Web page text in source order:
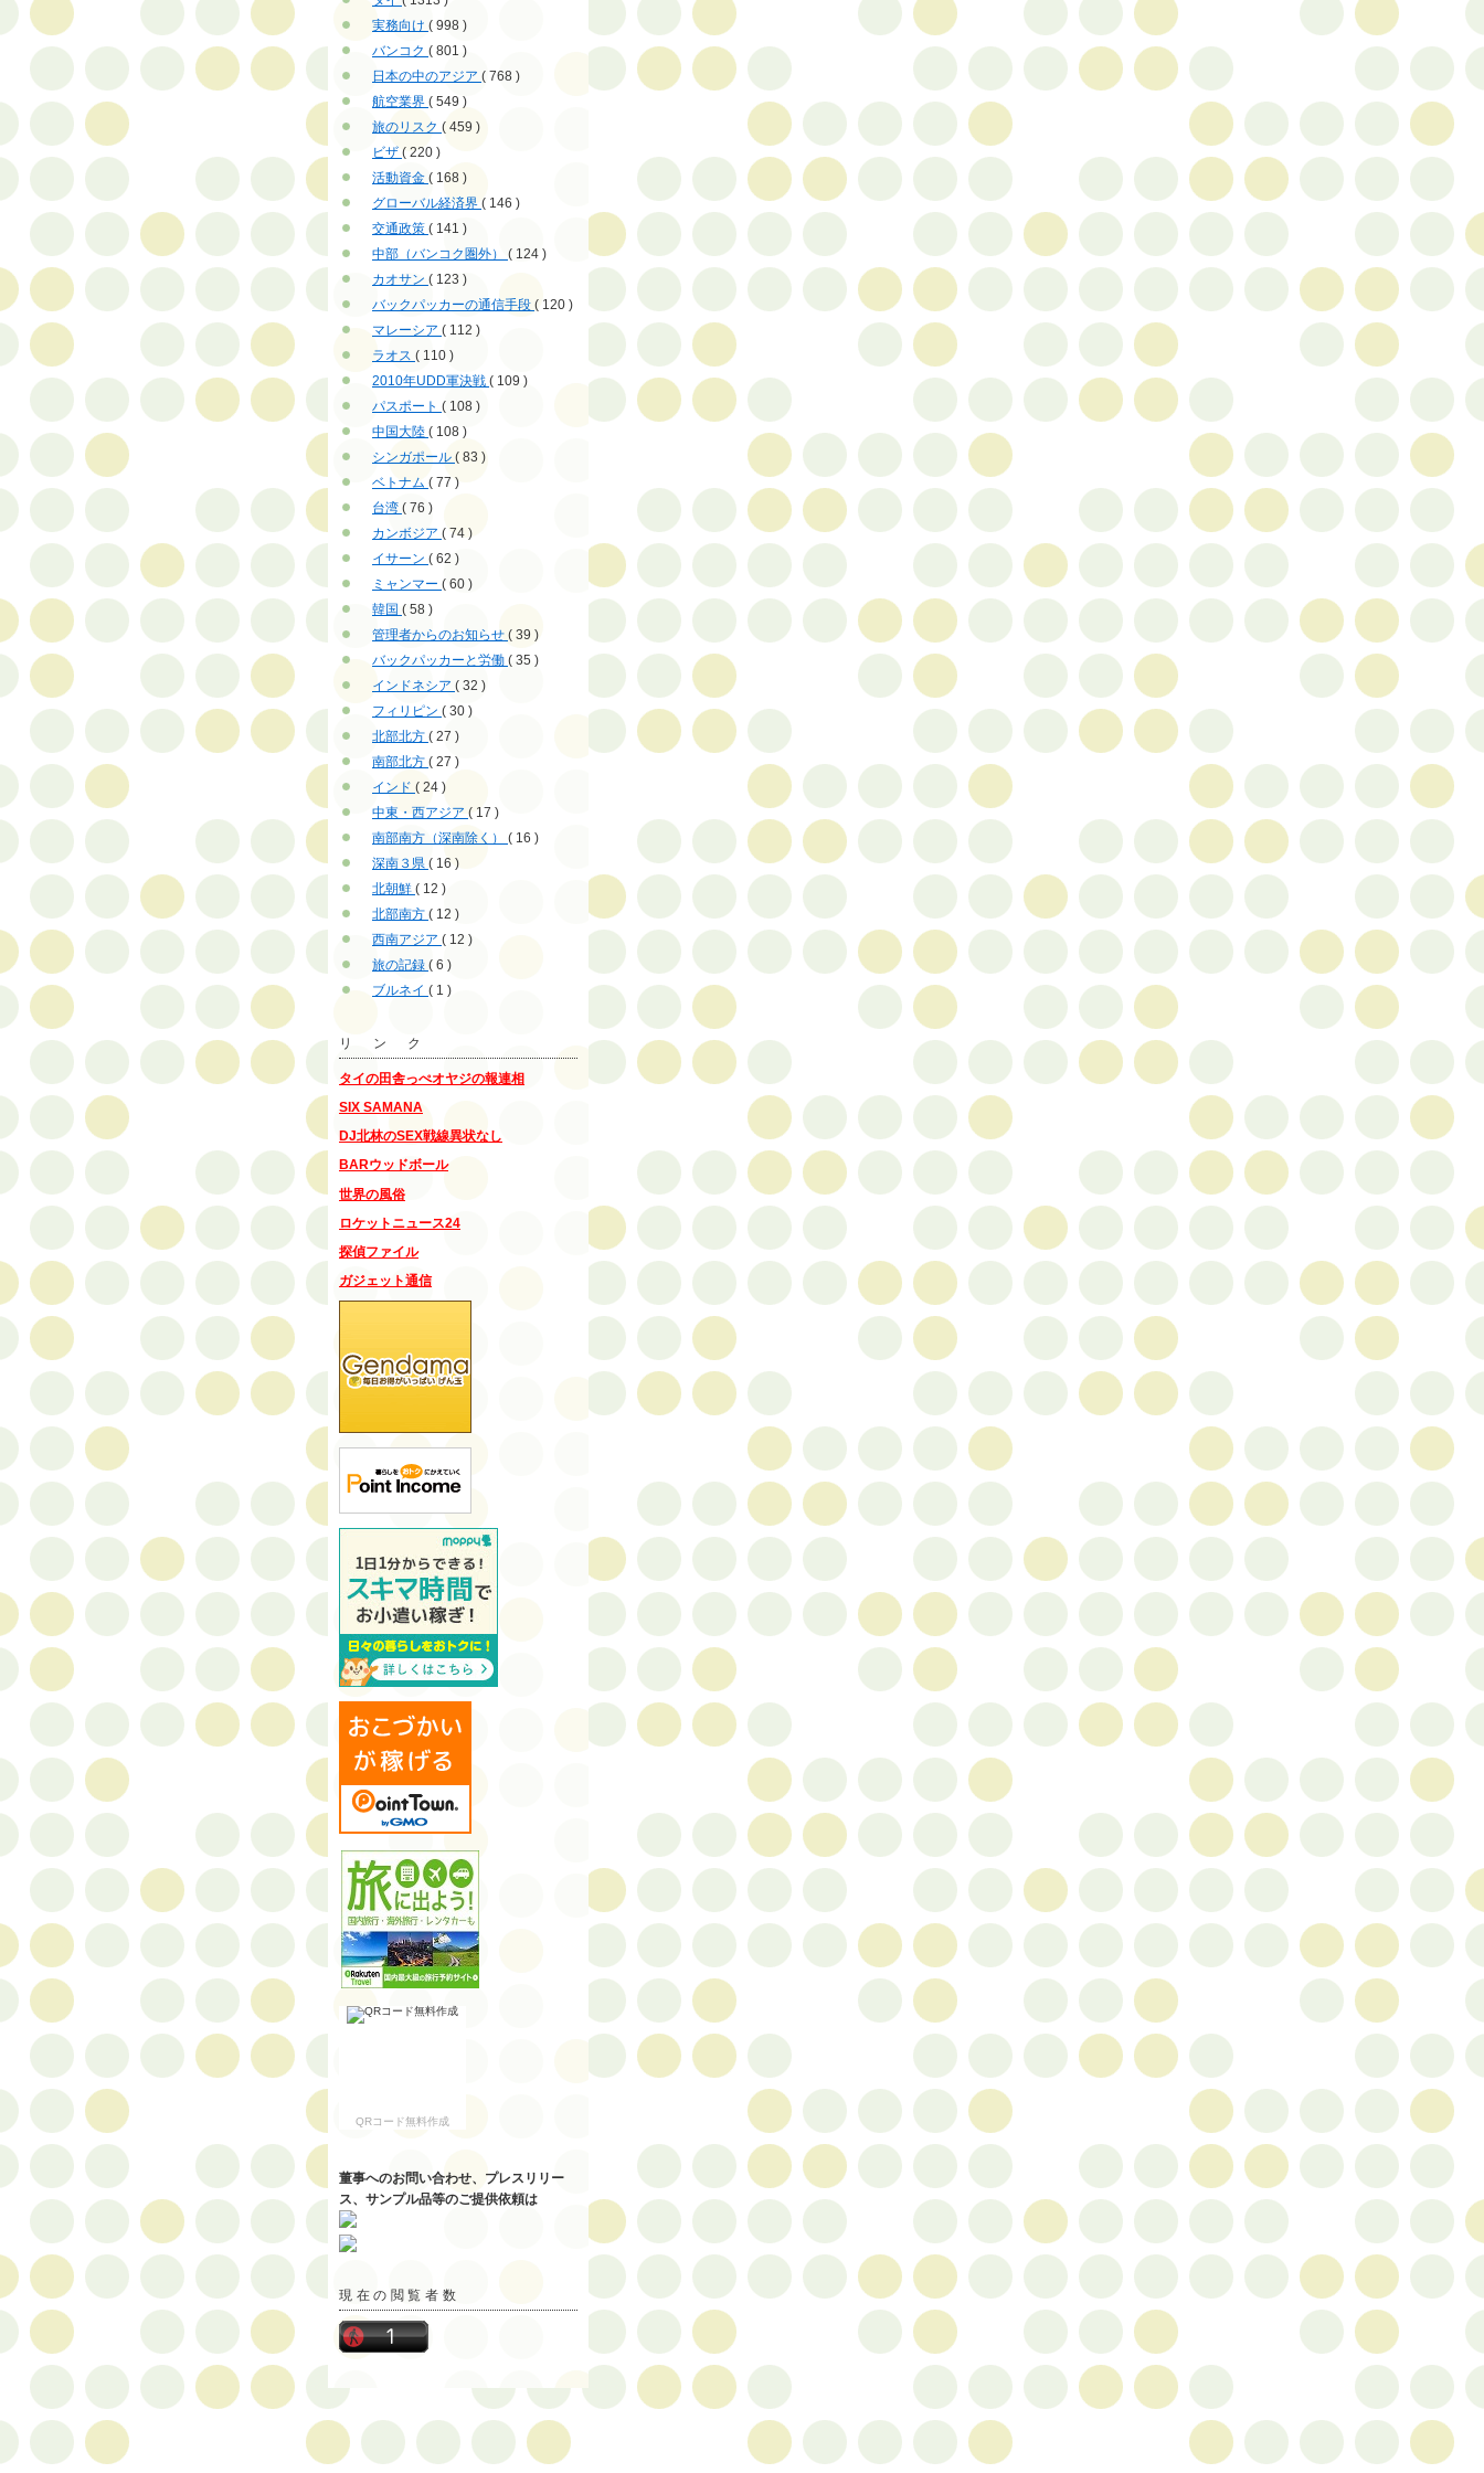
実務向け ( 998 )
バンコク ( 801 )
日本の中のアジア ( 768 )
航空業界 ( 549 )
旅のリスク ( 459 )
ビザ ( 220 )
活動資金 ( 168 )
グローバル経済界 ( 146 )
交通政策 ( 141 )
中部（バンコク圏外） ( 124 )
カオサン ( 123 )
バックパッカーの通信手段 ( 120 )
マレーシア ( 112 )
ラオス ( 110 )
2010年UDD軍決戦 ( 109 )
パスポート ( 108 )
中国大陸 ( 108 )
シンガポール ( 83 )
ベトナム ( 77 )
台湾 ( 76 )
カンボジア ( 74 )
イサーン ( 62 )
ミャンマー ( 60 )
韓国 ( 58 )
管理者からのお知らせ ( 39 )
バックパッカーと労働 ( 35 )
インドネシア ( 32 )
フィリピン ( 30 )
北部北方 ( 27 )
南部北方 ( 27 )
インド ( 24 )
中東・西アジア ( 17 )
南部南方（深南除く） ( 16 )
深南３県 ( 16 )
北朝鮮 ( 12 )
北部南方 ( 12 )
西南アジア ( 12 )
旅の記録 ( 6 )
ブルネイ ( 1 )
リ ン ク
タイの田舎っぺオヤジの報連相
SIX SAMANA
DJ北林のSEX戦線異状なし
BARウッドボール
世界の風俗
ロケットニュース24
探偵ファイル
ガジェット通信
QRコード無料作成
董事へのお問い合わせ、プレスリリー
ス、サンプル品等のご提供依頼は
現在の閲覧者数